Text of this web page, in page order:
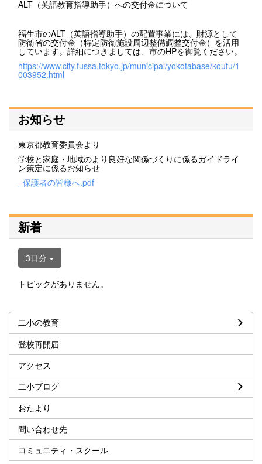
ALT（英語教育指導助手）への交付金について
福生市のALT（英語指導助手）の配置事業には、財源として
防衛省の交付金（特定防衛施設周辺整備調整交付金）を活用
しています。詳細につきましては、市のHPを御覧ください。
https://www.city.fussa.tokyo.jp/municipal/yokotabase/koufu/1
003952.html
お知らせ
東京都教育委員会より
学校と家庭・地域のより良好な関係づくりに係るガイドライ
ン策定に係るお知らせ
_保護者の皆様へ.pdf
新着
3日分
トピックがありません。
二小の教育
登校再開届
アクセス
二小ブログ
おたより
問い合わせ先
コミュニティ・スクール